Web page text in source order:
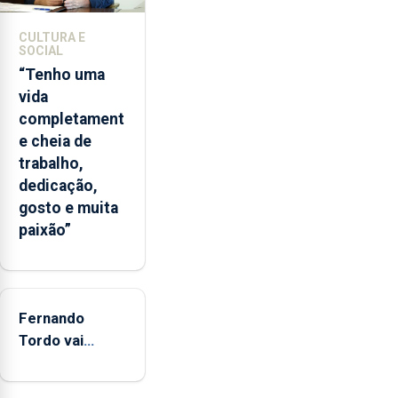
A
das
Flores
apresenta
um
“decréscimo
significativo”
da
CPUE
entre
2022
CULTURA E
SOCIAL
“Tenho uma
vida
completament
e cheia de
trabalho,
dedicação,
gosto e muita
paixão”
Fernando
Tordo vai
anos de